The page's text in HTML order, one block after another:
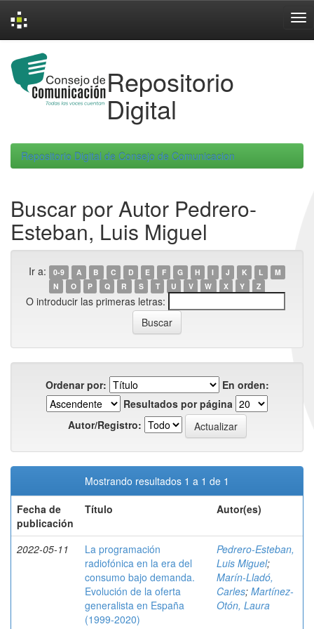
navigation
Repositorio
Digital
Repositorio Digital de Consejo de Comunicacion
Buscar por Autor Pedrero-
Esteban, Luis Miguel
Ir a: 0-9 A B C D E F G H I J K L
M
N
O P Q R S T U V W X Y Z
O introducir las primeras letras:
Ordenar por:
En orden:
Resultados por página
Autor/Registro:
Mostrando resultados 1 a 1 de 1
Fecha de
publicación
Título Autor(es)
2022-05-11
La programación
radiofónica en la era del
consumo bajo demanda.
Evolución de la oferta
generalista en España
(1999-2020)
Pedrero-Esteban,
Luis Miguel;
Marín-Lladó,
Carles; Martínez-
Otón, Laura